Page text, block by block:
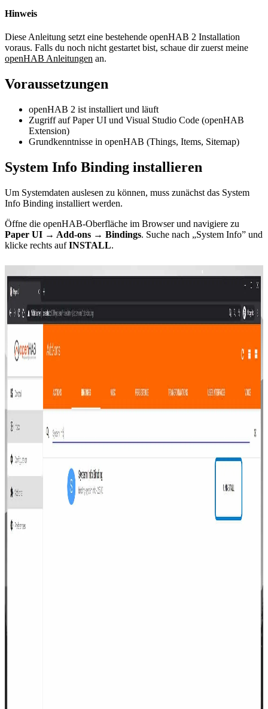
Hinweis
Diese Anleitung setzt eine bestehende openHAB 2 Installation
voraus. Falls du noch nicht gestartet bist, schaue dir zuerst meine
openHAB Anleitungen an.
Voraussetzungen
openHAB 2 ist installiert und läuft
Zugriff auf Paper UI und Visual Studio Code (openHAB
Extension)
Grundkenntnisse in openHAB (Things, Items, Sitemap)
System Info Binding installieren
Um Systemdaten auslesen zu können, muss zunächst das System
Info Binding installiert werden.
Öffne die openHAB-Oberfläche im Browser und navigiere zu
Paper UI → Add-ons → Bindings. Suche nach „System Info” und
klicke rechts aufINSTALL.